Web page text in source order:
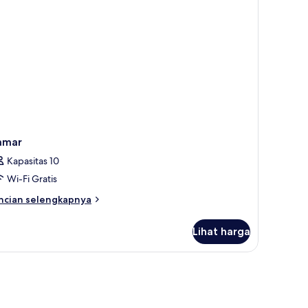
Kapasitas 10
Wi-Fi Gratis
selengkapnya
Lihat harga